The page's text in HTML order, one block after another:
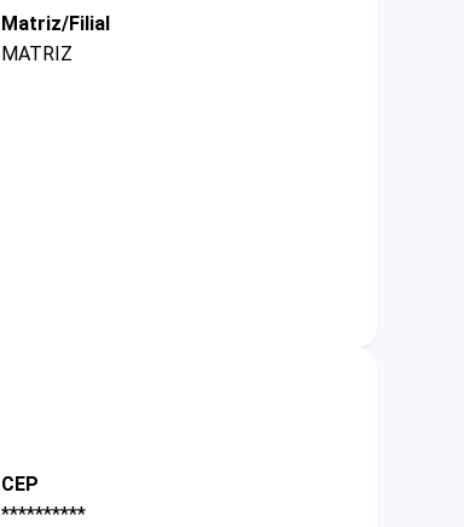
Matriz/Filial
MATRIZ
CEP
**********